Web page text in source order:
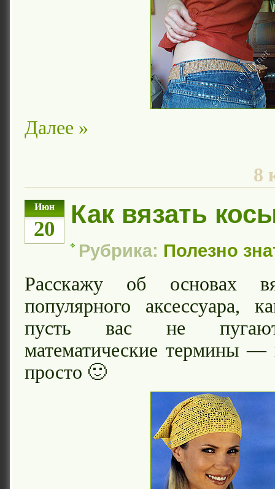
Далее »
8
Июн
20
Как вязать
Рубрика: Полезно
Расскажу об основах
популярного аксессуара,
пусть вас не
математические термины —
просто 🙂